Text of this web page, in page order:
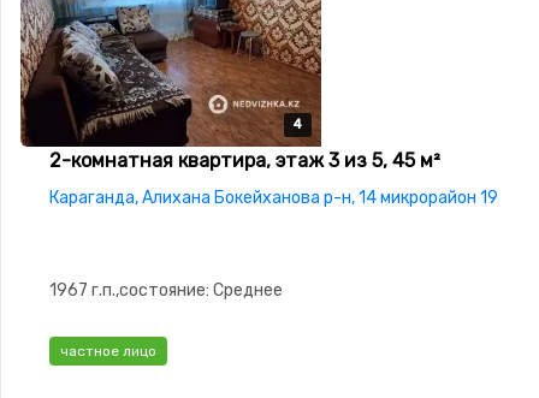
4
4
4
4
2-комнатная квартира, этаж 3 из 5, 45 м²
Караганда, Алихана Бокейханова р-н, 14 микрорайон 19
1967 г.п.,состояние: Среднее
частное лицо